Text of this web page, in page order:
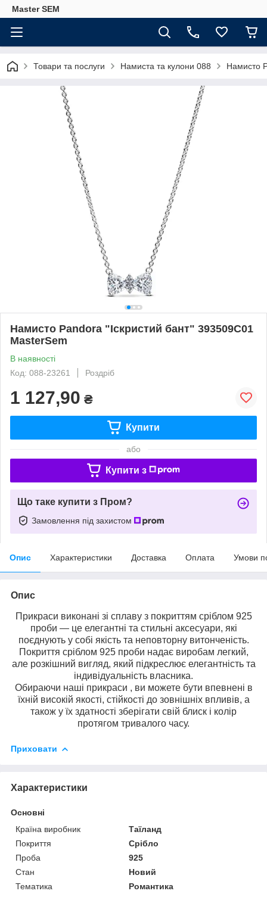
Master SEM
Товари та послуги Намиста та кулони 088 Намисто
Намисто Pandora "Іскристий бант" 393509C01
MasterSem
В наявності
Код: 088-23261
Роздріб
1 127,90 ₴
Купити
або
Купити з
Що таке купити з Пром?
Замовлення під захистом
Опис Характеристики Доставка Оплата Умови
Опис
Прикраси виконані зі сплаву з покриттям сріблом 925
проби — це елегантні та стильні аксесуари, які
поєднують у собі якість та неповторну витонченість.
Покриття сріблом 925 проби надає виробам легкий,
але розкішний вигляд, який підкреслює елегантність та
індивідуальність власника.
Обираючи наші прикраси , ви можете бути впевнені в
їхній високій якості, стійкості до зовнішніх впливів, а
також у їх здатності зберігати свій блиск і колір
протягом тривалого часу.
Приховати
Характеристики
Основні
Країна виробник
Таїланд
Покриття
Срібло
Проба
925
Стан
Новий
Тематика
Романтика